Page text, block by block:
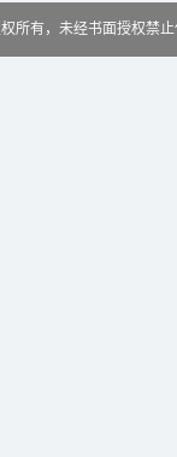
权所有，未经书面授权